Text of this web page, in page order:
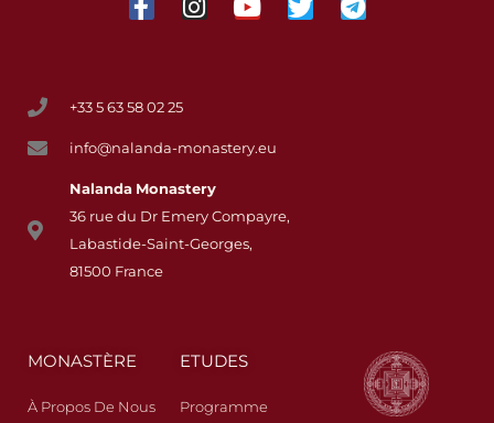
+33 5 63 58 02 25
info@nalanda-monastery.eu
Nalanda Monastery
36 rue du Dr Emery Compayre,
Labastide-Saint-Georges,
81500 France
MONASTÈRE
À Propos De Nous
ETUDES
Programme